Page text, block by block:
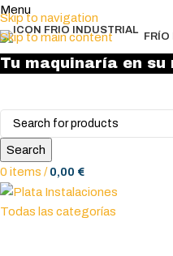
Skip to navigation
Skip to main content
Menu
Tu maquinaría en
Search
0 items / 0,00 €
Todas las categorías